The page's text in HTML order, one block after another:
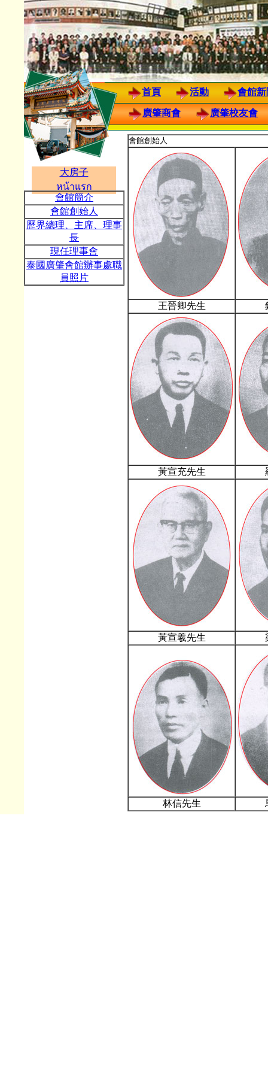
廣肇商會 廣肇校友會
首頁 活動 會館新
會館創始人
王晉卿先生
黃宣充先生
黃宣羲先生
林信先生
大房子
หน้าแรก
會館簡介
會館創始人
歷界總理、主席、理事
長
現任理事會
泰國廣肇會館辦事處職
員照片